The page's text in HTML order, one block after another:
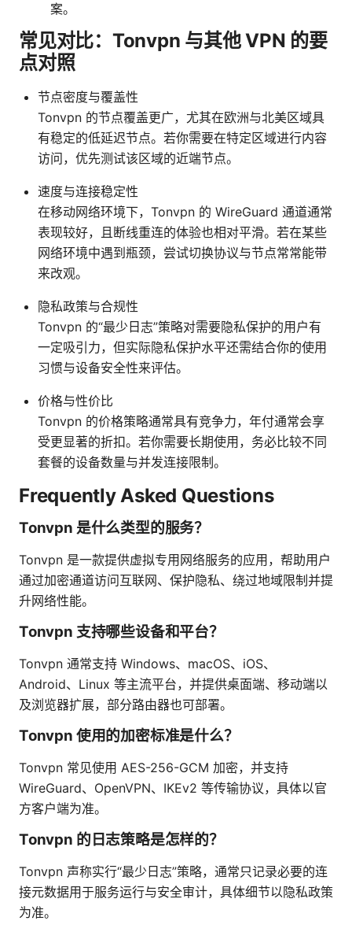
案。
常见对比：Tonvpn 与其他 VPN 的要
点对照
节点密度与覆盖性
Tonvpn 的节点覆盖更广，尤其在欧洲与北美区域具
有稳定的低延迟节点。若你需要在特定区域进行内容
访问，优先测试该区域的近端节点。
速度与连接稳定性
在移动网络环境下，Tonvpn 的 WireGuard 通道通常
表现较好，且断线重连的体验也相对平滑。若在某些
网络环境中遇到瓶颈，尝试切换协议与节点常常能带
来改观。
隐私政策与合规性
Tonvpn 的“最少日志”策略对需要隐私保护的用户有
一定吸引力，但实际隐私保护水平还需结合你的使用
习惯与设备安全性来评估。
价格与性价比
Tonvpn 的价格策略通常具有竞争力，年付通常会享
受更显著的折扣。若你需要长期使用，务必比较不同
套餐的设备数量与并发连接限制。
Frequently Asked Questions
Tonvpn 是什么类型的服务？
Tonvpn 是一款提供虚拟专用网络服务的应用，帮助用户
通过加密通道访问互联网、保护隐私、绕过地域限制并提
升网络性能。
Tonvpn 支持哪些设备和平台？
Tonvpn 通常支持 Windows、macOS、iOS、
Android、Linux 等主流平台，并提供桌面端、移动端以
及浏览器扩展，部分路由器也可部署。
Tonvpn 使用的加密标准是什么？
Tonvpn 常见使用 AES-256-GCM 加密，并支持
WireGuard、OpenVPN、IKEv2 等传输协议，具体以官
方客户端为准。
Tonvpn 的日志策略是怎样的？
Tonvpn 声称实行“最少日志”策略，通常只记录必要的连
接元数据用于服务运行与安全审计，具体细节以隐私政策
为准。